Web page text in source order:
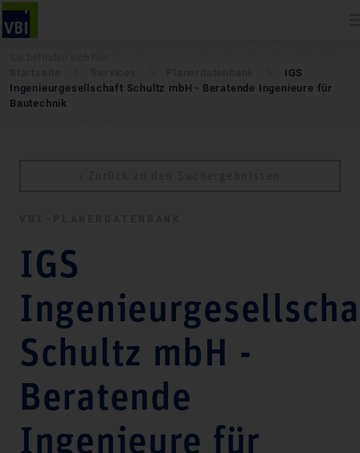
IGS
Ingenieurgesellschaft Schultz mbH - Beratende Ingenieure für
Bautechnik
IGS
Schultz mbH -
Beratende
Ingenieure für